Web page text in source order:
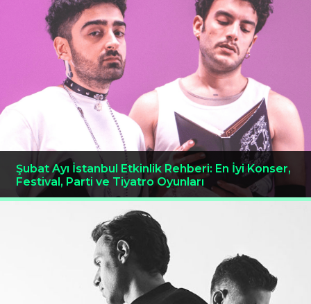
Şubat Ayı İstanbul Etkinlik Rehberi: En İyi Konser,
Festival, Parti ve Tiyatro Oyunları